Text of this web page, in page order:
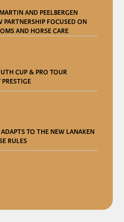
AND PEELBERGEN
PARTNERSHIP FOCUSED ON
AND HORSE CARE
CUP & PRO TOUR
PRESTIGE
ADAPTS TO THE NEW LANAKEN
RULES